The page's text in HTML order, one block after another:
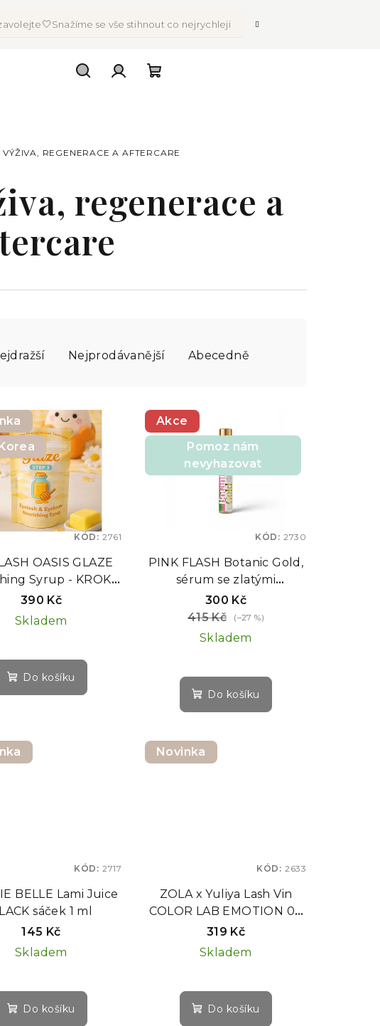
🤍Snažíme se vše stihnout co nejrychleji
VÝŽIVA, REGENERACE A AFTERCARE
regenerace a
Nejprodávanější Abecedně
OASIS GLAZE
Syrup - KROK 3
vyživující péče,
10 x 1 ml
390 Kč
Skladem
Do košíku
KÓD: 2761
Akce
Pomoz nám
nevyhazovat
PINK FLASH Botanic Gold,
sérum se zlatými
částečkami s kartáčkem
EXPIRACE 01/2027
300 Kč
415 Kč
(–27 %)
Skladem
Do košíku
KÓD: 2730
BELLE Lami Juice
sáček 1 ml
145 Kč
Skladem
Do košíku
KÓD: 2717
Novinka
ZOLA x Yuliya Lash Vin
COLOR LAB EMOTION 03
PEPTIDE BLOOM
THERAPY – testovací
319 Kč
Skladem
Do košíku
KÓD: 2633